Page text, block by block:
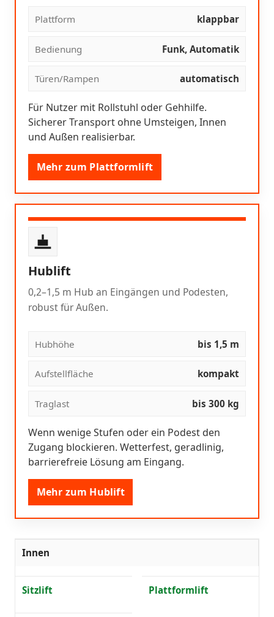
Plattform klappbar
Bedienung Funk, Automatik
Türen/Rampen automatisch
Für Nutzer mit Rollstuhl oder Gehhilfe.
Sicherer Transport ohne Umsteigen, Innen
und Außen realisierbar.
Mehr zum Plattformlift
Hublift
0,2–1,5 m Hub an Eingängen und Podesten,
robust für Außen.
Hubhöhe bis 1,5 m
Aufstellfläche kompakt
Traglast bis 300 kg
Wenn wenige Stufen oder ein Podest den
Zugang blockieren. Wetterfest, geradlinig,
barrierefreie Lösung am Eingang.
Mehr zum Hublift
Innen
Sitzlift Plattformlift